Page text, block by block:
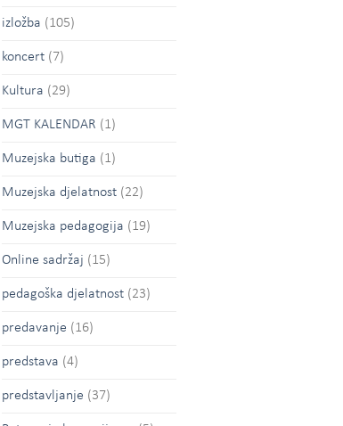
izložba (105)
koncert(7)
Kultura (29)
MGT KALENDAR (1)
Muzejska butiga (1)
Muzejska djelatnost(22)
Muzejska pedagogija (19)
Online sadržaj (15)
pedagoška djelatnost(23)
predavanje (16)
predstava (4)
predstavljanje (37)